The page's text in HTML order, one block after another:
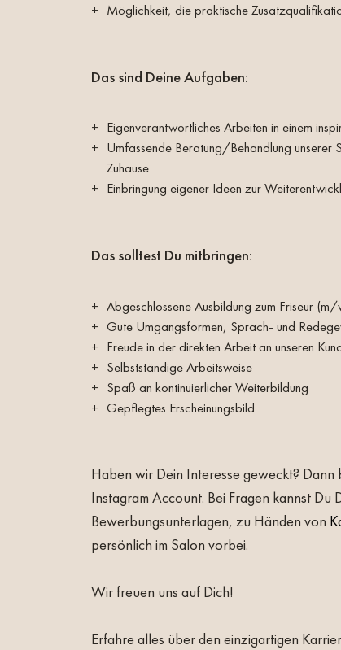
Möglichkeit, die praktische
Das sind Deine Aufgaben:
Eigenverantwortliches Arbeiten in einem
Umfassende Beratung/Behandlung
Zuhause
Einbringung eigener Ideen zur
Das solltest Du mitbringen:
Abgeschlossene Ausbildung zum Friseur
Gute Umgangsformen, Sprach- und
Freude in der direkten Arbeit an unseren
Selbstständige Arbeitsweise
Spaß an kontinuierlicher Weiterbildung
Gepflegtes Erscheinungsbild
Haben wir Dein Interesse geweckt?
Instagram Account. Bei Fragen kannst
Bewerbungsunterlagen, zu Händen von
persönlich im Salon vorbei.
Wir freuen uns auf Dich!
Erfahre alles über den einzigartigen